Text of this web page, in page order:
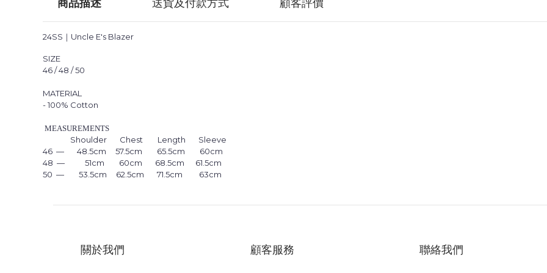
24SS｜ Uncle E's Blazer
SIZE
46 / 48 / 50
MATERIAL
- 100% Cotton
MEASUREMENTS
Shoulder Chest Length Sleeve
46 — 48.5cm 57.5cm 65.5cm 60cm
48 — 51cm 60cm 68.5cm 61.5cm
50 — 53.5cm 62.5cm 71.5cm 63cm
關於我們 顧客服務 聯絡我們